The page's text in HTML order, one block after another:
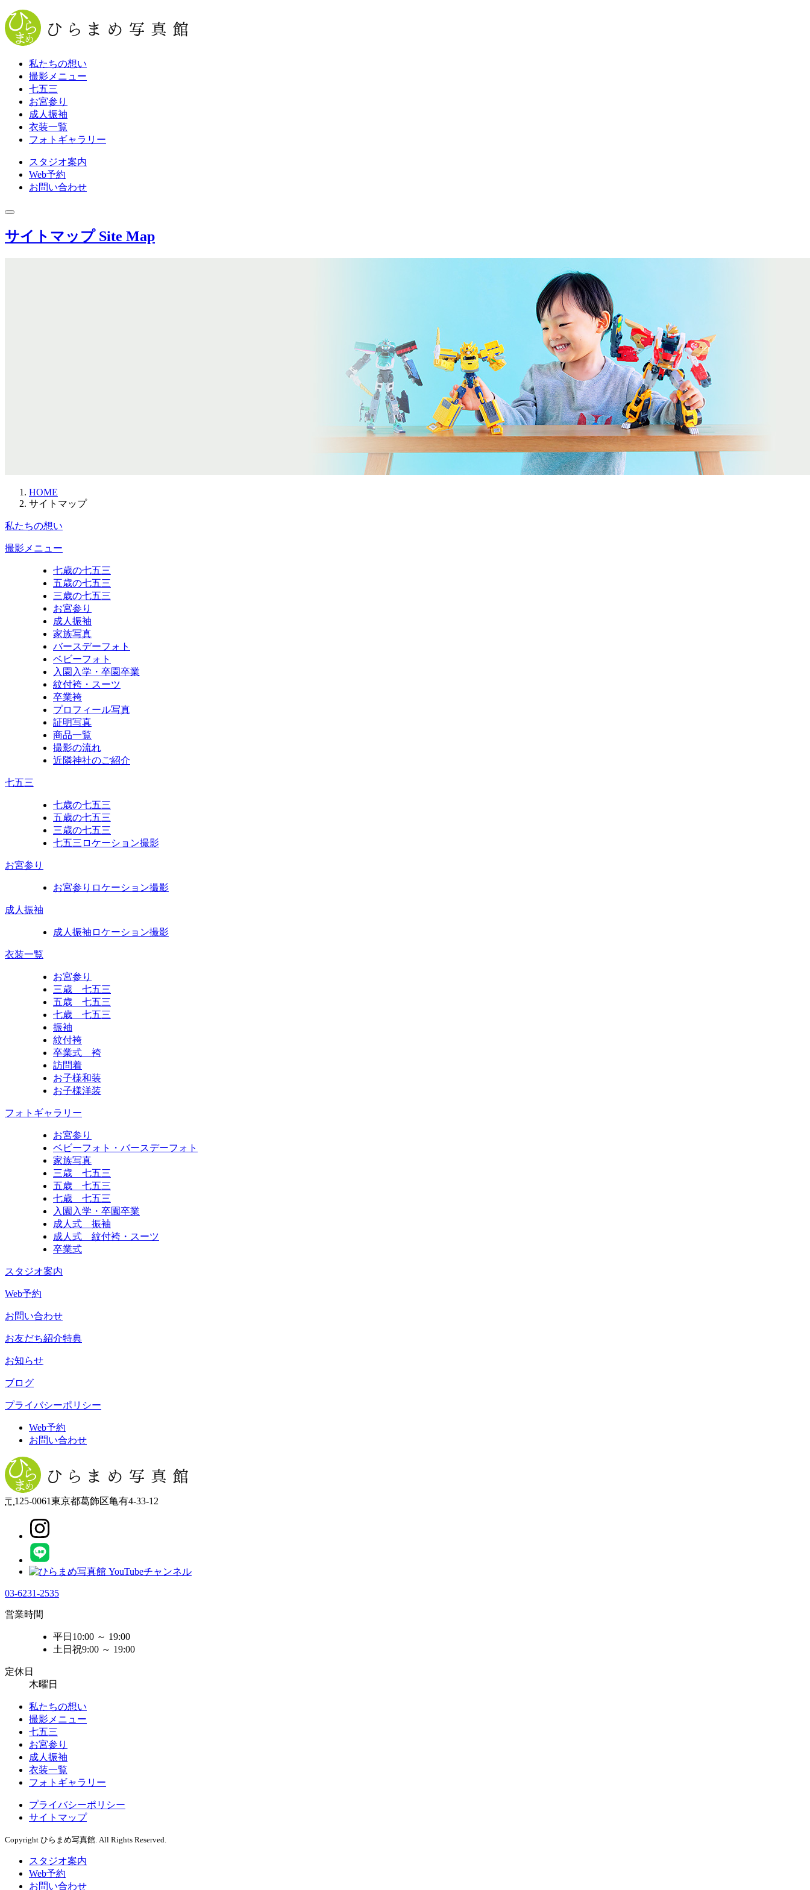
私たちの想い
撮影メニュー
七五三
お宮参り
成人振袖
衣装一覧
フォトギャラリー
スタジオ案内
Web予約
お問い合わせ
サイトマップ Site Map
HOME
サイトマップ
私たちの想い
撮影メニュー
七歳の七五三
五歳の七五三
三歳の七五三
お宮参り
成人振袖
家族写真
バースデーフォト
ベビーフォト
入園入学・卒園卒業
紋付袴・スーツ
卒業袴
プロフィール写真
証明写真
商品一覧
撮影の流れ
近隣神社のご紹介
七五三
七歳の七五三
五歳の七五三
三歳の七五三
七五三ロケーション撮影
お宮参り
お宮参りロケーション撮影
成人振袖
成人振袖ロケーション撮影
衣装一覧
お宮参り
三歳 七五三
五歳 七五三
七歳 七五三
振袖
紋付袴
卒業式 袴
訪問着
お子様和装
お子様洋装
フォトギャラリー
お宮参り
ベビーフォト・バースデーフォト
家族写真
三歳 七五三
五歳 七五三
七歳 七五三
入園入学・卒園卒業
成人式 振袖
成人式 紋付袴・スーツ
卒業式
スタジオ案内
Web予約
お問い合わせ
お友だち紹介特典
お知らせ
ブログ
プライバシーポリシー
Web予約
お問い合わせ
〒 125-0061東京都葛飾区亀有4-33-12
03-6231-2535
営業時間
平日 10:00 ～ 19:00
土日祝9:00 ～ 19:00
定休日
木曜日
私たちの想い
撮影メニュー
七五三
お宮参り
成人振袖
衣装一覧
フォトギャラリー
プライバシーポリシー
サイトマップ
Copyright ひらまめ写真館. All Rights Reserved.
スタジオ案内
Web予約
お問い合わせ